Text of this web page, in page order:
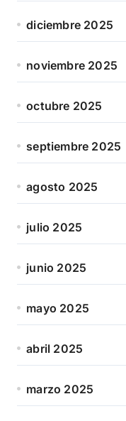
diciembre 2025
noviembre 2025
octubre 2025
septiembre 2025
agosto 2025
julio 2025
junio 2025
mayo 2025
abril 2025
marzo 2025